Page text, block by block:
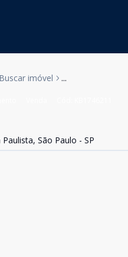
Buscar imóvel ...
Paulista, São Paulo - SP